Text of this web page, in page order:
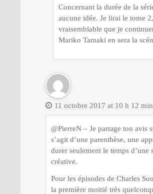
Concernant la durée de la
aucune idée. Je lirai le tome
vraisemblable que je
Mariko Tamaki en sera la
11 octobre 2017 at 10 h 12 min
@PierreN – Je partage ton avis
s’agit d’une parenthèse, une
durer seulement le temps d’une
créative.
Pour les épisodes de Charles
la première moitié très